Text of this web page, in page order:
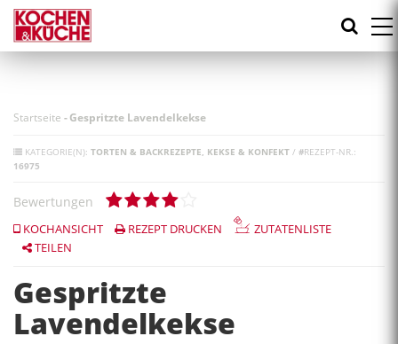
Direkt
zum
Inhalt
Startseite -Gespritzte Lavendelkekse
KATEGORIE(N): TORTEN & BACKREZEPTE KEKSE & KONFEKT / #REZEPT-NR.:
16975
Bewertungen
KOCHANSICHT REZEPT DRUCKEN
ZUTATENLISTE
TEILEN
Gespritzte
Lavendelkekse